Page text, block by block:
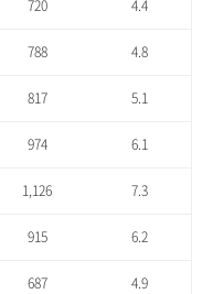
720 4.4
788 4.8
817 5.1
974 6.1
1,126 7.3
915 6.2
687 4.9